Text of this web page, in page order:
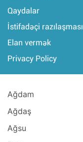
Qaydalar
İstifadəçi razılaşması
Elan vermək
Privacy Policy
Ağdam
Ağdaş
Ağsu